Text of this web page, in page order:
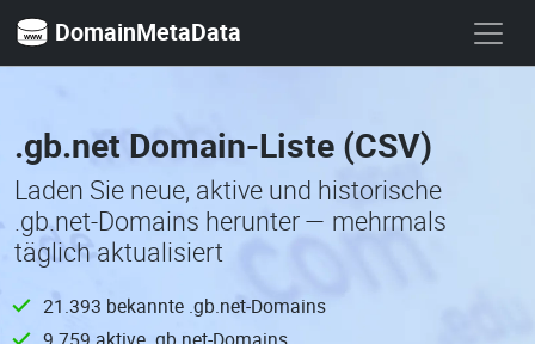
DomainMetaData
.gb.net Domain-Liste (CSV)
Laden Sie neue, aktive und historische
.gb.net-Domains herunter — mehrmals
täglich aktualisiert
21.393 bekannte .gb.net-Domains